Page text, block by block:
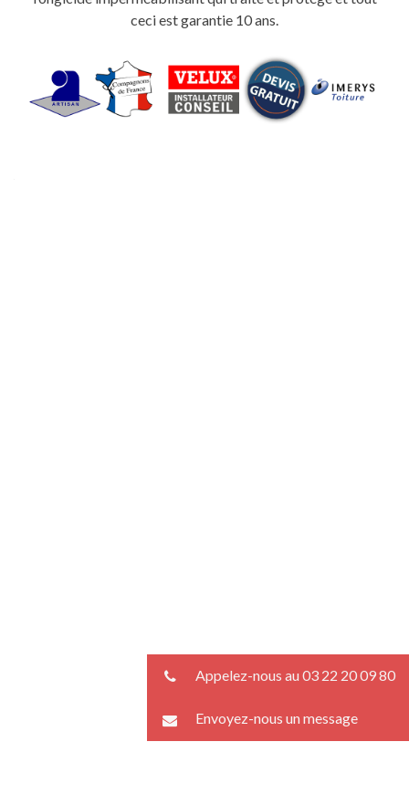
ceci est garantie 10 ans.
Appelez-nous au 03 22 20 09 80
Envoyez-nous un message